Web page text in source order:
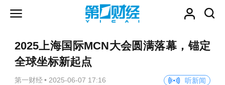
2025上海国际MCN大会圆满落幕，锚定
全球坐标新起点
第一财经 • 2025-06-07 17:16
听新闻